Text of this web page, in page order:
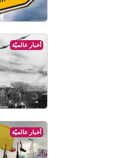
أخبار عالميّة
أخبار عالميّة